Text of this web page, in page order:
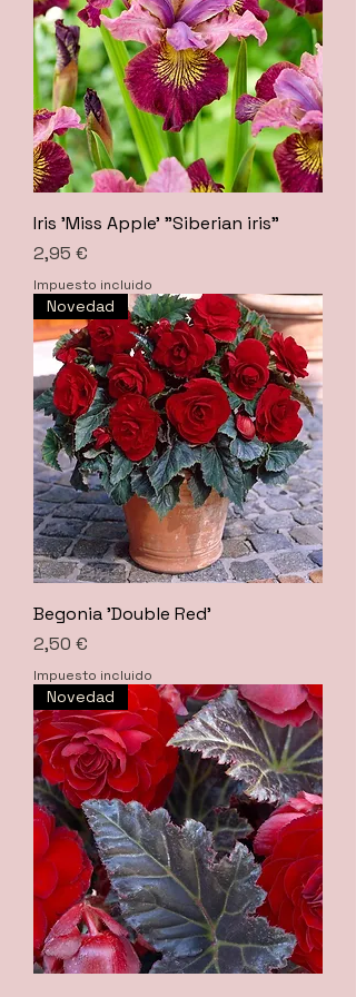
Iris 'Miss Apple' "Siberian iris"
Precio
2,95 €
Impuesto incluido
Novedad
Begonia 'Double Red'
Precio
2,50 €
Impuesto incluido
Novedad